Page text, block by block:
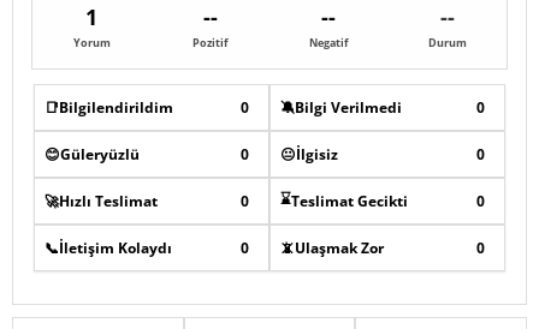
1
Yorum
--
Pozitif
--
Negatif
--
Durum
📑Bilgilendirildim 0 🔕Bilgi Verilmedi 0
😊Güleryüzlü 0 😐İlgisiz 0
🚀Hızlı Teslimat 0 ⌛Teslimat Gecikti 0
📞İletişim Kolaydı 0 📵Ulaşmak Zor 0